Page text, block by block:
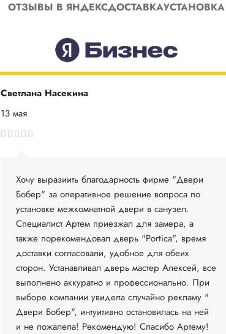
ОТЗЫВЫ В ЯНДЕКСДОСТАВКАУСТАНОВКА
Светлана Насекина
13 мая
Хочу выразиить благодарность фирме "Двери
Бобер" за оперативное решение вопроса по
установке межкомнатной двери в санузел.
Специалист Артем приезжал для замера, а
также порекомендовал дверь "Portica", время
доставки согласовали, удобное для обеих
сторон. Устанавливал дверь мастер Алексей, все
выполнено аккуратно и профессионально. При
выборе компании увидела случайно рекламу "
Двери Бобер", интуитивно остановилась на ней
и не пожалела! Рекомендую! Спасибо Артему!